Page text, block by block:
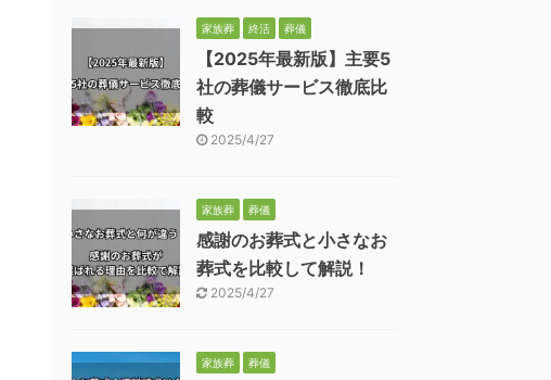
家族葬 終活 葬儀
【2025年最新版】主要5
社の葬儀サービス徹底比
較
2025/4/27
家族葬 葬儀
感謝のお葬式と小さなお
葬式を比較して解説！
2025/4/27
家族葬 葬儀